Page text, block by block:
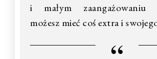
i małym zaangażowaniu
możesz mieć coś extra i